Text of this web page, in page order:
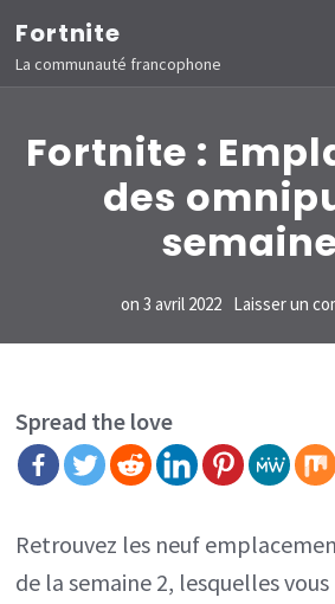
Aller
au
contenu
Entrée)
Fortnite
La communauté francophone
Fortnite :
des
on 3 avril 2022 Laisser un
Spread the love
Retrouvez les neuf
de la semaine 2, lesquelles